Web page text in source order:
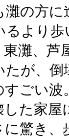
灘の方
るより
灘、芦
たが、
すごい
た家屋
に驚き、